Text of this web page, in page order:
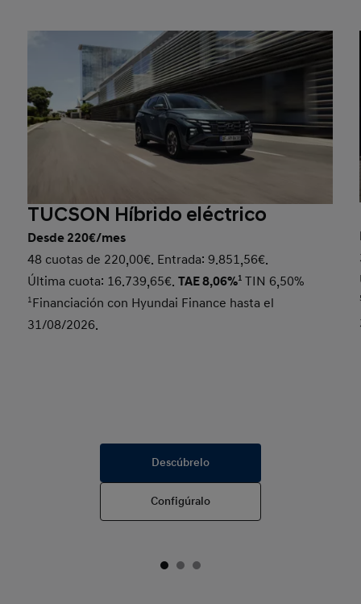
TUCSON Híbrido eléctrico
Desde 220€/mes
48 cuotas de 220,00€. Entrada: 9.851,56€.
Última cuota: 16.739,65€.TAE 8,06%1 TIN 6,50%
1Financiación con Hyundai Finance hasta el
31/08/2026.
Descúbrelo
Configúralo